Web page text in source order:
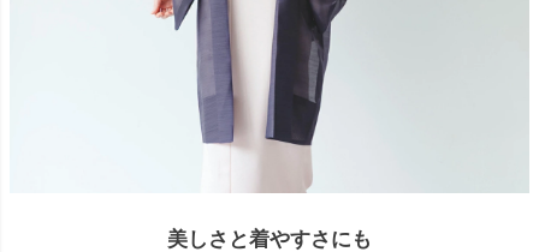
美しさと着やすさにも